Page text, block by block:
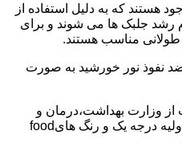
هستند که به دلیل استفاده از
رشد جلبک ها می شوند و برای
مناسب هستند.
نفوذ نور خورشید به صورت
از وزارت بهداشت،درمان و
آموزش پزشکی هستند و از مواد اولیه درجه یک و رنگ هایfood